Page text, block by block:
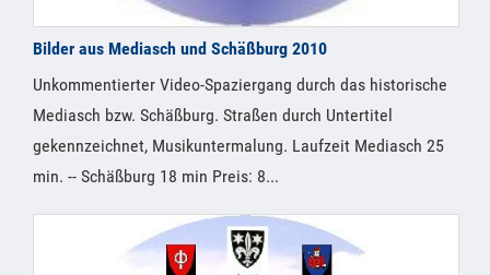
Bilder aus Mediasch und Schäßburg 2010
Unkommentierter Video-Spaziergang durch das historische
Mediasch bzw. Schäßburg. Straßen durch Untertitel
gekennzeichnet, Musikuntermalung. Laufzeit Mediasch 25
min. -- Schäßburg 18 min Preis: 8...